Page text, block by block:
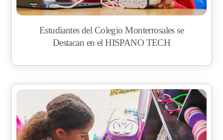
Estudiantes del Colegio Monterrosales se
Destacan en el HISPANO TECH